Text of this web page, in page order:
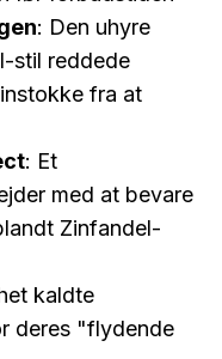
: Den uhyre
stil reddede
fra at
: Et
med at bevare
Zinfandel-
kaldte
deres "flydende